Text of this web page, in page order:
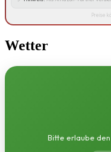
Preise
Wetter
Bitte erlaube